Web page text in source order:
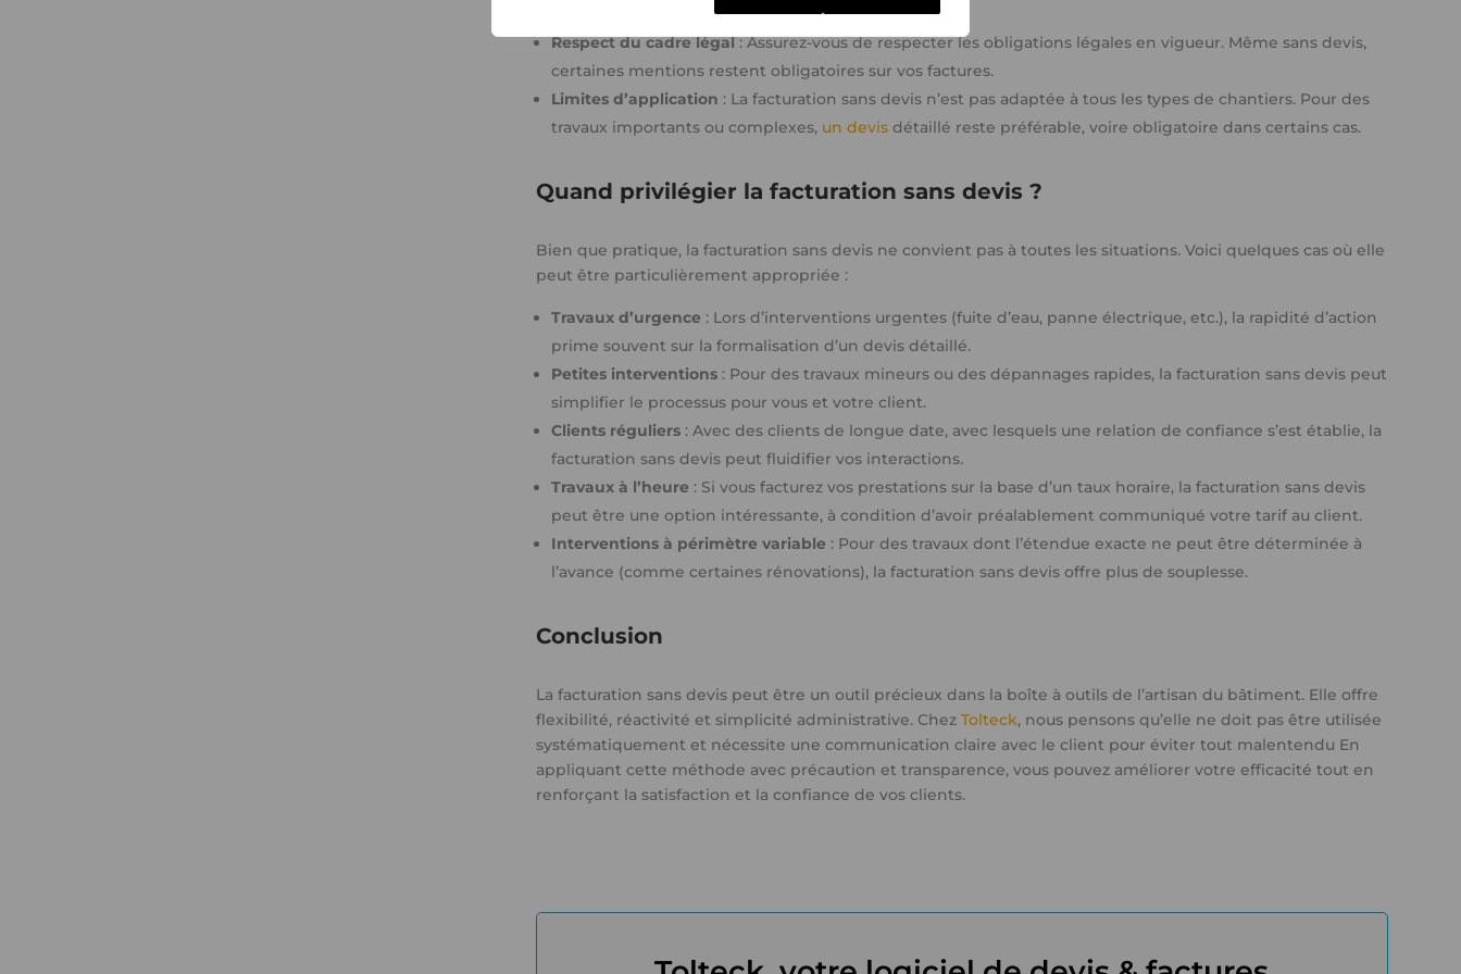
Respect du cadre légal: Assurez-vous de respecter les obligations légales en vigueur. Même sans devis,
certaines mentions restent obligatoires sur vos factures.
Limites d’application : La facturation sans devis n’est pas adaptée à tous les types de chantiers. Pour des
travaux importants ou complexes, un devisdétaillé reste préférable, voire obligatoire dans certains cas.
Quand privilégier la facturation sans devis ?
Bien que pratique, la facturation sans devis ne convient pas à toutes les situations. Voici quelques cas où elle
peut être particulièrement appropriée :
Travaux d’urgence : Lors d’interventions urgentes (fuite d’eau, panne électrique, etc.), la rapidité d’action
prime souvent sur la formalisation d’un devis détaillé.
Petites interventions: Pour des travaux mineurs ou des dépannages rapides, la facturation sans devis peut
simplifier le processus pour vous et votre client.
Clients réguliers: Avec des clients de longue date, avec lesquels une relation de confiance s’est établie, la
facturation sans devis peut fluidifier vos interactions.
Travaux à l’heure : Si vous facturez vos prestations sur la base d’un taux horaire, la facturation sans devis
peut être une option intéressante, à condition d’avoir préalablement communiqué votre tarif au client.
Interventions à périmètre variable : Pour des travaux dont l’étendue exacte ne peut être déterminée à
l’avance (comme certaines rénovations), la facturation sans devis offre plus de souplesse.
Conclusion
La facturation sans devis peut être un outil précieux dans la boîte à outils de l’artisan du bâtiment. Elle offre
flexibilité, réactivité et simplicité administrative. Chez Tolteck, nous pensons qu’elle ne doit pas être utilisée
systématiquement et nécessite une communication claire avec le client pour éviter tout malentendu En
appliquant cette méthode avec précaution et transparence, vous pouvez améliorer votre efficacité tout en
renforçant la satisfaction et la confiance de vos clients.